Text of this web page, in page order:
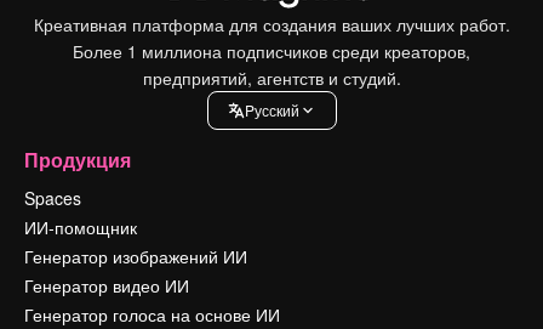
Креативная платформа для создания ваших лучших работ.
Более 1 миллиона подписчиков среди креаторов,
предприятий, агентств и студий.
Pусский
Продукция
Spaces
ИИ-помощник
Генератор изображений ИИ
Генератор видео ИИ
Генератор голоса на основе ИИ